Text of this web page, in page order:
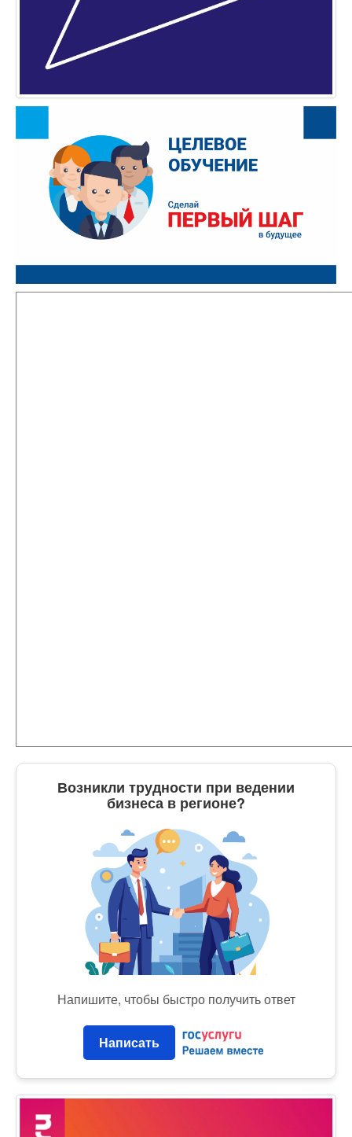
Возникли трудности при ведении
бизнеса в регионе?
Напишите, чтобы быстро получить ответ
Написать